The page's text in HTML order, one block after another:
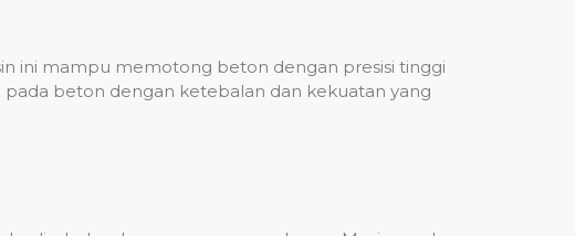
ini mampu memotong beton dengan presisi tinggi
pada beton dengan ketebalan dan kekuatan yang